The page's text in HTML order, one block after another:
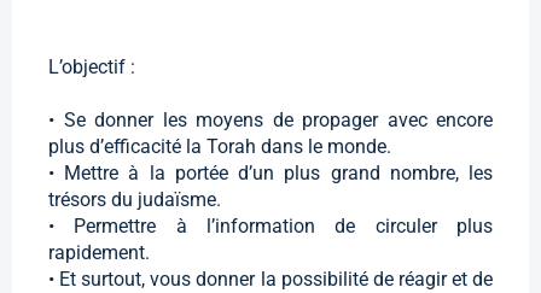
L’objectif :
• Se donner les moyens de propager avec encore
plus d’efficacité la Torah dans le monde.
• Mettre à la portée d’un plus grand nombre, les
trésors du judaïsme.
• Permettre à l’information de circuler plus
rapidement.
• Et surtout, vous donner la possibilité de réagir et de